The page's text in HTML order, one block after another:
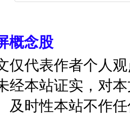
概念股
仅代表作者个人
经本站证实，对
及时性本站不作